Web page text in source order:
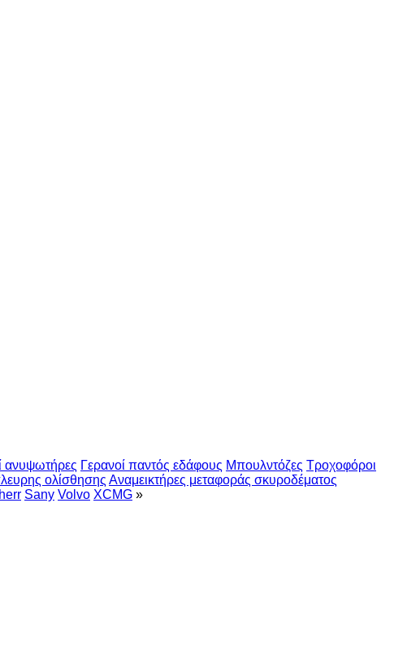
ανυψωτήρες Γερανοί παντός εδάφους Μπουλντόζες Τροχοφόροι
ολίσθησης Αναμεικτήρες μεταφοράς σκυροδέματος
Sany Volvo XCMG »